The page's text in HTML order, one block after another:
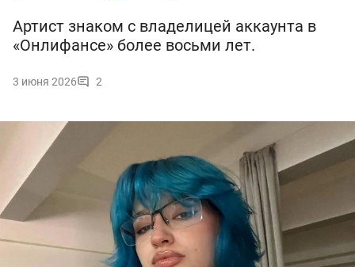
Артист знаком с владелицей аккаунта в
«Онлифансе» более восьми лет.
3 июня 2026 2